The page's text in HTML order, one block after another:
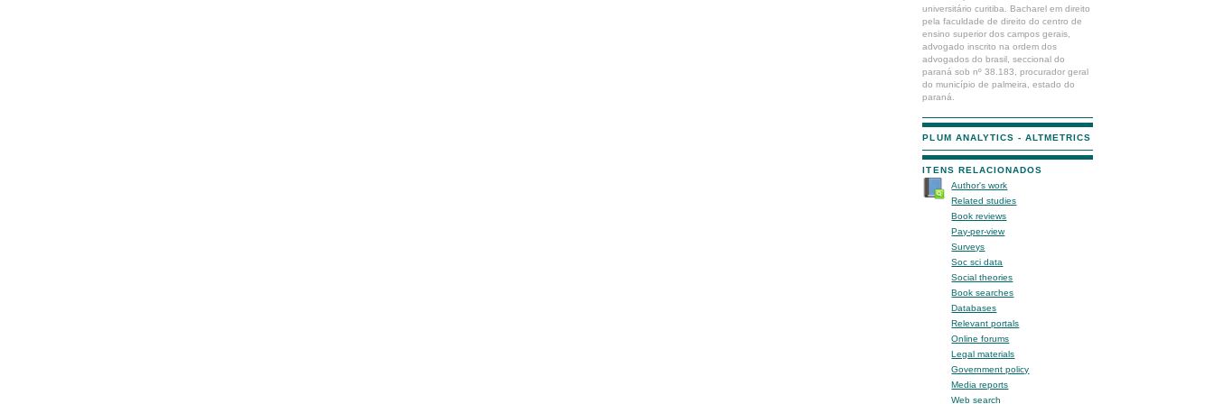
universitário curitiba. Bacharel em direito
pela faculdade de direito do centro de
ensino superior dos campos gerais,
advogado inscrito na ordem dos
advogados do brasil, seccional do
paraná sob nº 38.183, procurador geral
do município de palmeira, estado do
paraná.
PLUM ANALYTICS - ALTMETRICS
ITENS RELACIONADOS
Author's work
Related studies
Book reviews
Pay-per-view
Surveys
Soc sci data
Social theories
Book searches
Databases
Relevant portals
Online forums
Legal materials
Government policy
Media reports
Web search